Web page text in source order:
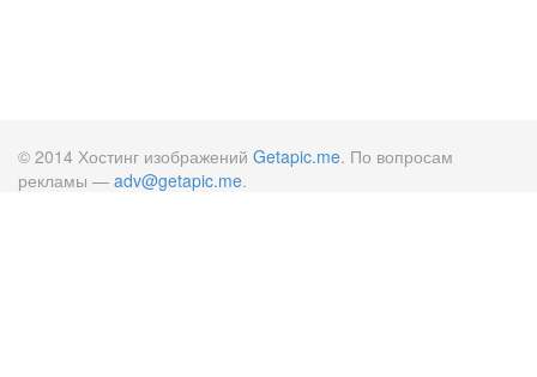
© 2014 Хостинг изображений Getapic.me. По вопросам
рекламы — adv@getapic.me.